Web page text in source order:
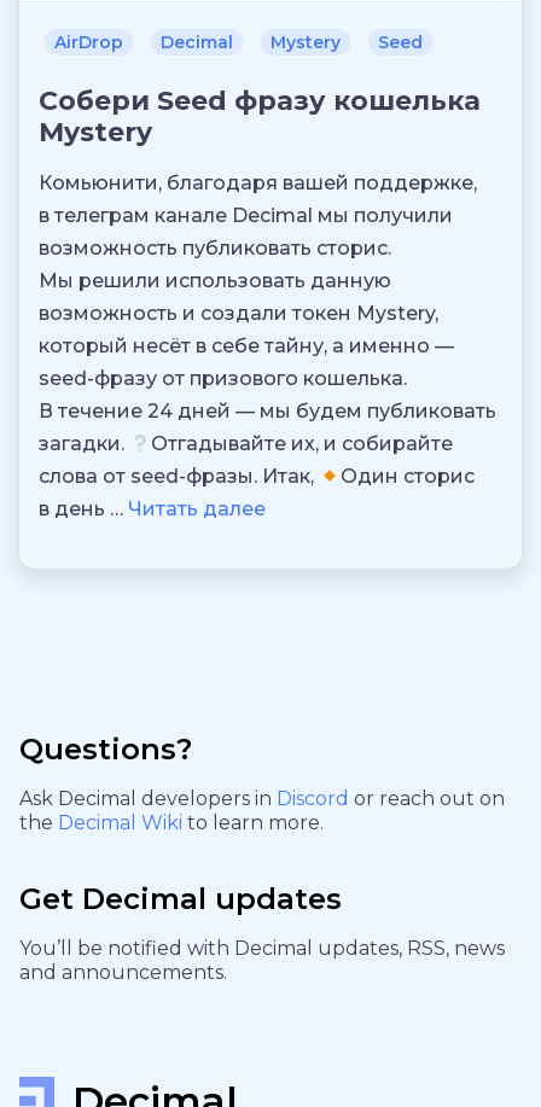
AirDrop Decimal Mystery Seed
Собери Seed фразу кошелька
Mystery
Комьюнити, благодаря вашей поддержке,
в телеграм канале Decimal мы получили
возможность публиковать сторис.
Мы решили использовать данную
возможность и создали токен Mystery,
который несёт в себе тайну, а именно —
seed-фразу от призового кошелька.
В течение 24 дней — мы будем публиковать
загадки.
Отгадывайте их, и собирайте
слова от seed-фразы. Итак,
Один сторис
в день … Читать далее
Questions?
Ask Decimal developers in Discord or reach out on
the Decimal Wiki to learn more.
Get Decimal updates
You’ll be notified with Decimal updates, RSS, news
and announcements.